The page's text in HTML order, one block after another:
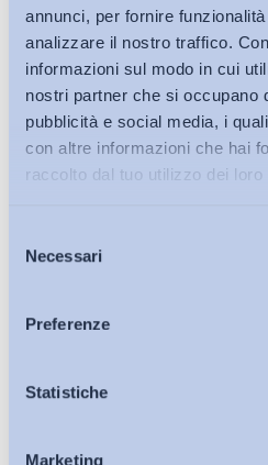
annunci, per fornire
analizzare il nostro traffico.
informazioni sul modo in cui
nostri partner che si occupano
pubblicità e social media, i
con altre informazioni che hai
raccolto dal tuo utilizzo dei loro
delNecessari
Preferenze
Statistiche
Marketing
Bollettini ADAPT
Articoli
Osservatori
Iscriviti alla